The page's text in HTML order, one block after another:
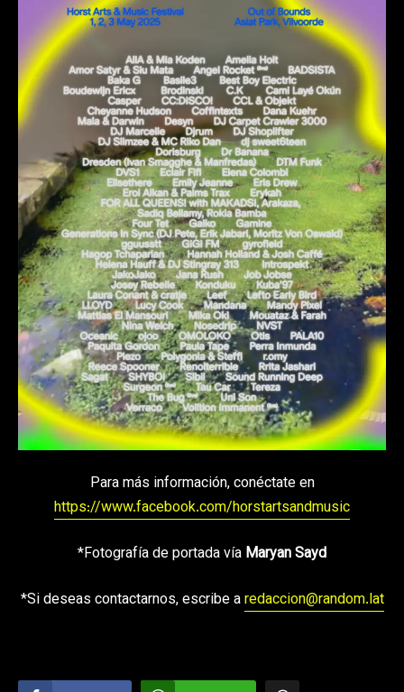
Para más información, conéctate en
https://www.facebook.com/horstartsandmusic
*Fotografía de portada vía Maryan Sayd
*Si deseas contactarnos, escribe aredaccion@random.lat